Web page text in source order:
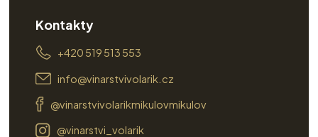
Kontakty
+420 519 513 553
info@vinarstvivolarik.cz
@vinarstvivolarikmikulovmikulov
@vinarstvi_volarik